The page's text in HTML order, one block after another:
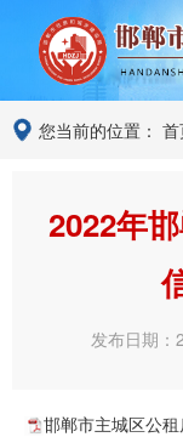
您当前的位置：
2022年
发布日期：
邯郸市主城区公